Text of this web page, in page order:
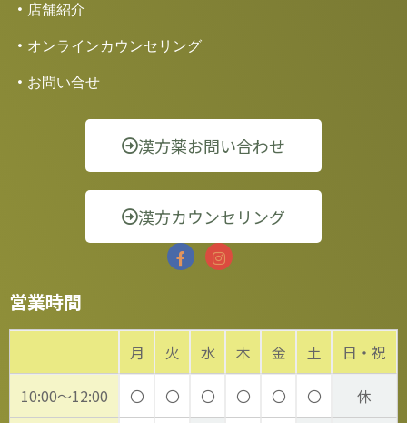
店舗紹介
オンラインカウンセリング
お問い合せ
漢方薬お問い合わせ
漢方カウンセリング
営業時間
月 火 水 木 金 土
日・祝
10:00～12:00
〇 〇 〇 〇 〇 〇 休